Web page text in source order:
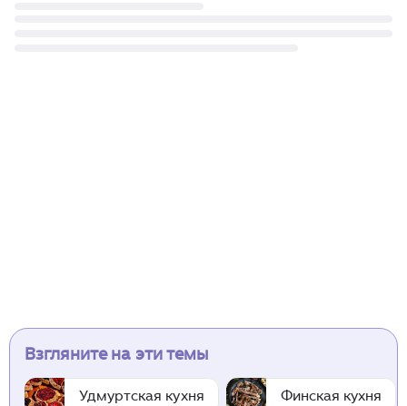
Взгляните на эти темы
Удмуртская кухня Финская кухня